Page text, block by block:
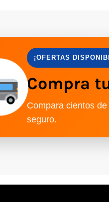
¡OFERTAS
Compra
Compara cientos
seguro.